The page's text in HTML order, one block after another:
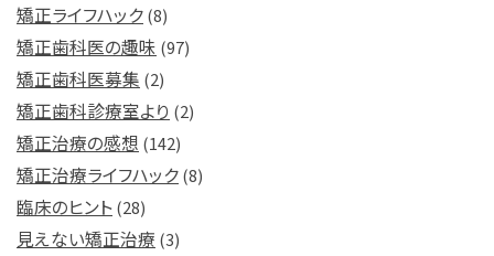
矯正ライフハック(8)
矯正歯科医の趣味 (97)
矯正歯科医募集 (2)
矯正歯科診療室より (2)
矯正治療の感想 (142)
矯正治療ライフハック(8)
臨床のヒント(28)
見えない矯正治療 (3)